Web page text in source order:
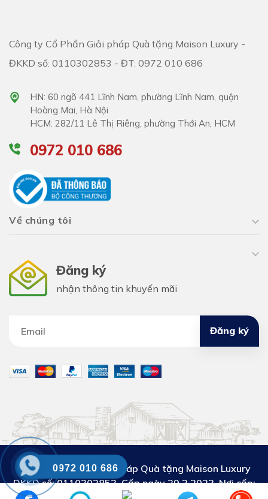
Công ty Cổ Phần Giải pháp Quà tặng Maison Luxury -
ĐKKD số: 0110302853 - ĐT: 0972 010 686
HN: 60 ngõ 441 Lĩnh Nam, phường Lĩnh Nam, quận
Hoàng Mai, Hà Nội
HCM: 282/11 Lê Thị Riêng, phường Thới An, HCM
0972 010 686
Về chúng tôi
Đăng ký
nhận thông tin khuyến mãi
Đăng ký
Công ty Cổ phần Giải pháp Quà tặng Maison Luxury
DKKD số:0110302853. Cấp ngày 29.3.2023. Nơi cấp:
0972 010 686